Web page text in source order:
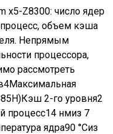
x5-Z8300: число ядер
объем кэша
Непрямым
процессора,
рассмотреть
2-го уровня2
процесс14 нмиз 7
ядра90 °Cиз